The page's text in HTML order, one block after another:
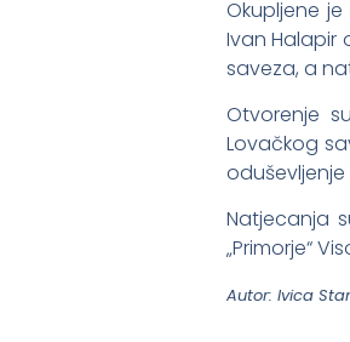
Okupljene
Ivan Halapir
saveza, a
Otvorenje
Lovačkog
Natjecanja
„Primorje“
Autor: Ivica